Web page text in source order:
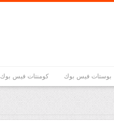
بوستات فيس بوك كومنتات فيس بوك